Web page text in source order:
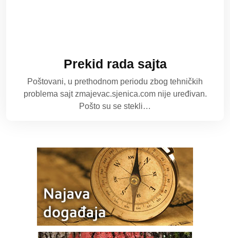
Prekid rada sajta
Poštovani, u prethodnom periodu zbog tehničkih
problema sajt zmajevac.sjenica.com nije uređivan.
Pošto su se stekli…